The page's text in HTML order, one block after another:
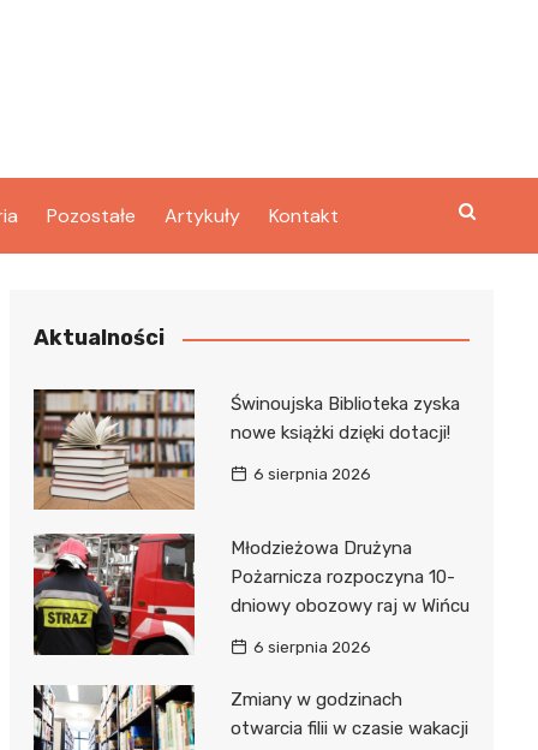
Pozostałe Artykuły Kontakt
Aktualności
Świnoujska Biblioteka zyska
nowe książki dzięki dotacji!
6 sierpnia 2026
Młodzieżowa Drużyna
Pożarnicza rozpoczyna 10-
dniowy obozowy raj w Wińcu
6 sierpnia 2026
Zmiany w godzinach
otwarcia filii w czasie wakacji